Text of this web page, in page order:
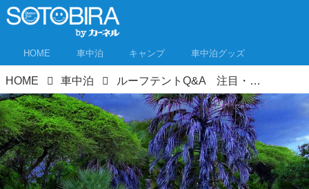
HOME 車中泊 キャンプ 車中泊グッズ
HOME 車中泊 ルーフテントQ&A 注目・車中泊ギアの素朴な疑問を解消！